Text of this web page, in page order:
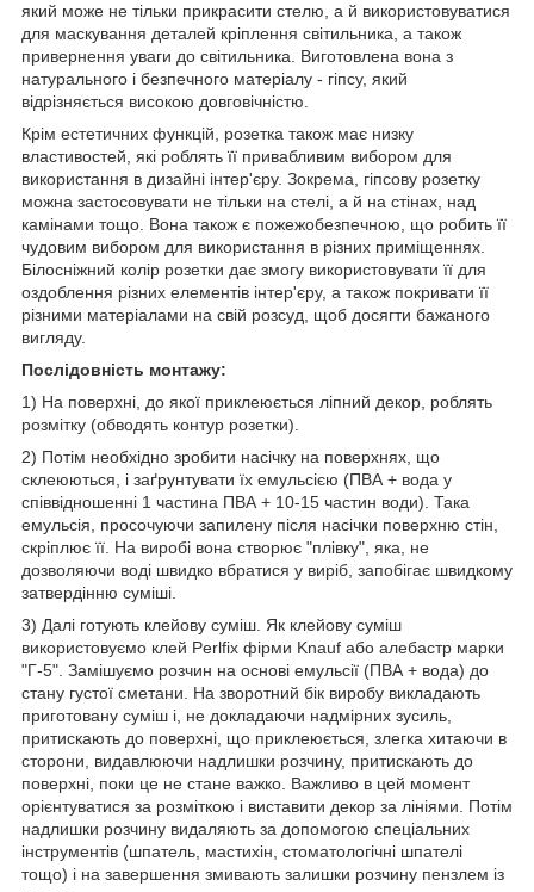
який може не тільки прикрасити стелю, а й використовуватися
для маскування деталей кріплення світильника, а також
привернення уваги до світильника. Виготовлена вона з
натурального і безпечного матеріалу - гіпсу, який
відрізняється високою довговічністю.
Крім естетичних функцій, розетка також має низку
властивостей, які роблять її привабливим вибором для
використання в дизайні інтер'єру. Зокрема, гіпсову розетку
можна застосовувати не тільки на стелі, а й на стінах, над
камінами тощо. Вона також є пожежобезпечною, що робить її
чудовим вибором для використання в різних приміщеннях.
Білосніжний колір розетки дає змогу використовувати її для
оздоблення різних елементів інтер'єру, а також покривати її
різними матеріалами на свій розсуд, щоб досягти бажаного
вигляду.
Послідовність монтажу:
1) На поверхні, до якої приклеюється ліпний декор, роблять
розмітку (обводять контур розетки).
2) Потім необхідно зробити насічку на поверхнях, що
склеюються, і заґрунтувати їх емульсією (ПВА + вода у
співвідношенні 1 частина ПВА + 10-15 частин води). Така
емульсія, просочуючи запилену після насічки поверхню стін,
скріплює її. На виробі вона створює "плівку", яка, не
дозволяючи воді швидко вбратися у виріб, запобігає швидкому
затвердінню суміші.
3) Далі готують клейову суміш. Як клейову суміш
використовуємо клей Perlfix фірми Knauf або алебастр марки
"Г-5". Замішуємо розчин на основі емульсії (ПВА + вода) до
стану густої сметани. На зворотний бік виробу викладають
приготовану суміш і, не докладаючи надмірних зусиль,
притискають до поверхні, що приклеюється, злегка хитаючи в
сторони, видавлюючи надлишки розчину, притискають до
поверхні, поки це не стане важко. Важливо в цей момент
орієнтуватися за розміткою і виставити декор за лініями. Потім
надлишки розчину видаляють за допомогою спеціальних
інструментів (шпатель, мастихін, стоматологічні шпателі
тощо) і на завершення змивають залишки розчину пензлем із